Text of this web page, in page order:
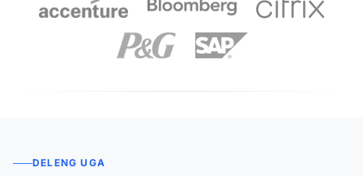
DELENG UGA